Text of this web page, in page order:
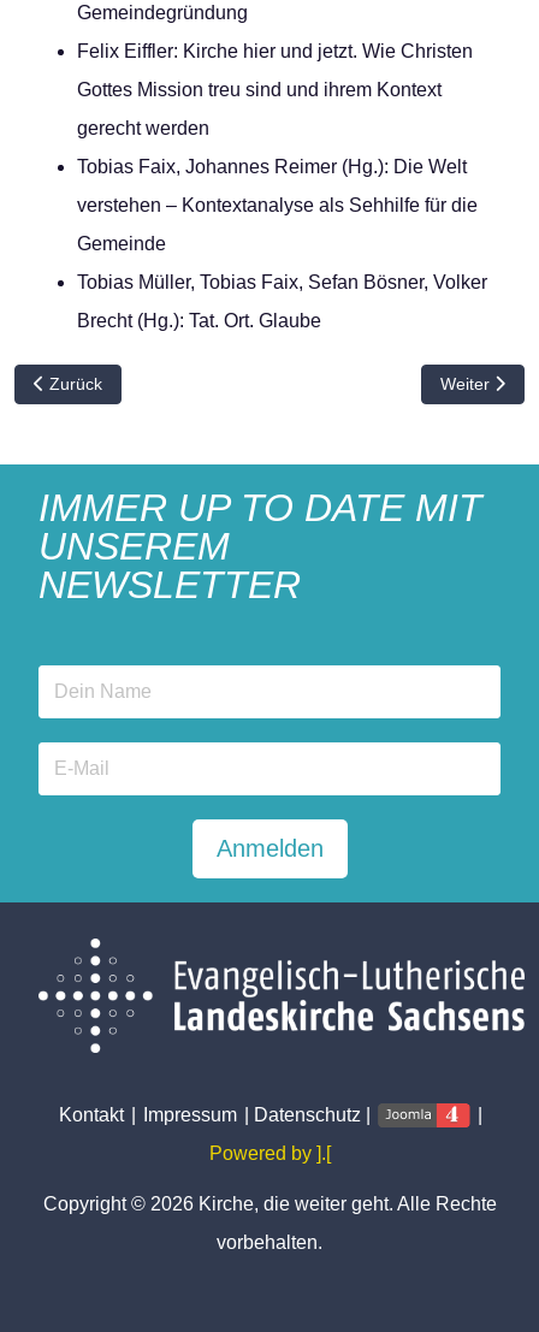
Gemeindegründung
Felix Eiffler: Kirche hier und jetzt. Wie Christen
Gottes Mission treu sind und ihrem Kontext
gerecht werden
Tobias Faix, Johannes Reimer (Hg.): Die Welt
verstehen – Kontextanalyse als Sehhilfe für die
Gemeinde
Tobias Müller, Tobias Faix, Sefan Bösner, Volker
Brecht (Hg.): Tat. Ort. Glaube
Vorheriger Beitrag: Impulstag „Lokal! Regional?! Sowieso egal?“
Zurück Nächster
Weiter
IMMER UP TO DATE MIT
UNSEREM
NEWSLETTER
Anmelden
Kontakt Impressum Datenschutz
Powered by ].[
Copyright © 2026 Kirche, die weiter geht. Alle Rechte
vorbehalten.